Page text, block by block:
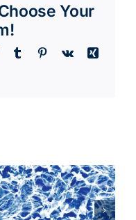
Your
Tumblr Pinterest
Vk
Xing
Sunburst